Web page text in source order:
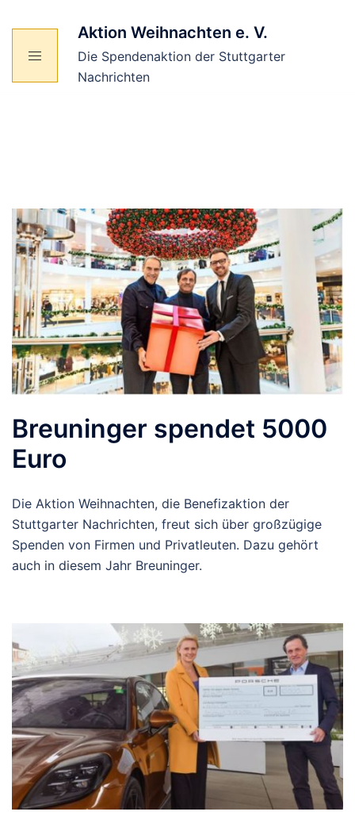
Inhalt
springen
Aktion Weihnachten e. V.
Die Spendenaktion der Stuttgarter
Nachrichten
Breuninger spendet 5000
Euro
Die Aktion Weihnachten, die Benefizaktion der
Stuttgarter Nachrichten, freut sich über großzügige
Spenden von Firmen und Privatleuten. Dazu gehört
auch in diesem Jahr Breuninger.